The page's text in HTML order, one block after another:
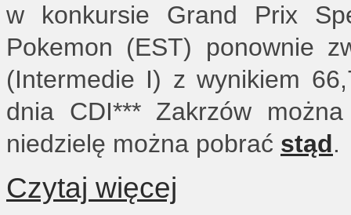
w konkursie Grand Prix
Pokemon (EST) ponownie
(Intermedie I) z wynikiem
dnia CDI*** Zakrzów
niedzielę można pobrać stąd.
Czytaj więcej